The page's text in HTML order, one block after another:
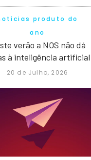
produto do
ano
verão a NOS não dá
à inteligência artificial
20 de Julho, 2026